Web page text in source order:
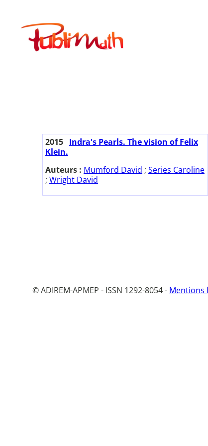
contenuPublimath
2015 Indra's Pearls. The vision of Felix
Klein.
Auteurs : Mumford David ; Series Caroline
; Wright David
© ADIREM-APMEP - ISSN 1292-8054 - Mentions